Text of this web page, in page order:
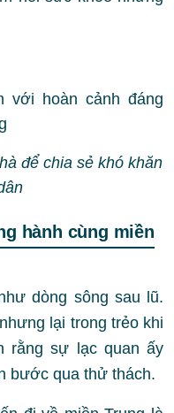
để chia sẻ khó khăn
hành cùng miền
dòng sông sau lũ.
lại trong trẻo khi
rằng sự lạc quan ấy
bước qua thử thách.